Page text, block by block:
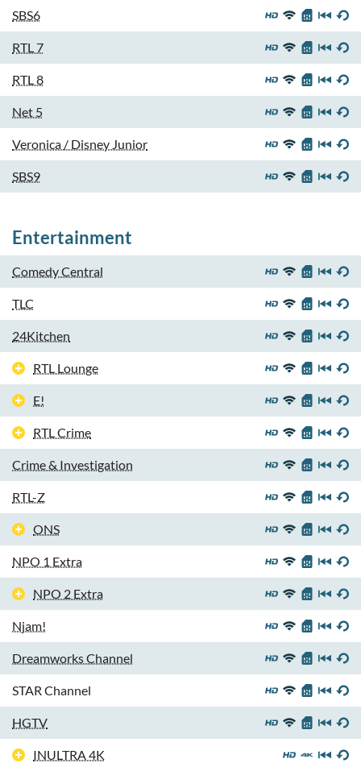
SBS6
RTL 7
RTL 8
Net 5
Veronica / Disney Junior
SBS9
Entertainment
Comedy Central
TLC
24Kitchen
RTL Lounge
E!
RTL Crime
Crime & Investigation
RTL-Z
ONS
NPO 1 Extra
NPO 2 Extra
Njam!
Dreamworks Channel
STAR Channel
HGTV
INULTRA 4K